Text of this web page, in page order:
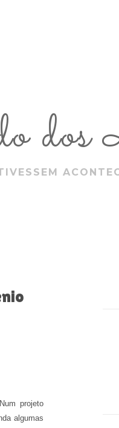
dos
projeto
algumas